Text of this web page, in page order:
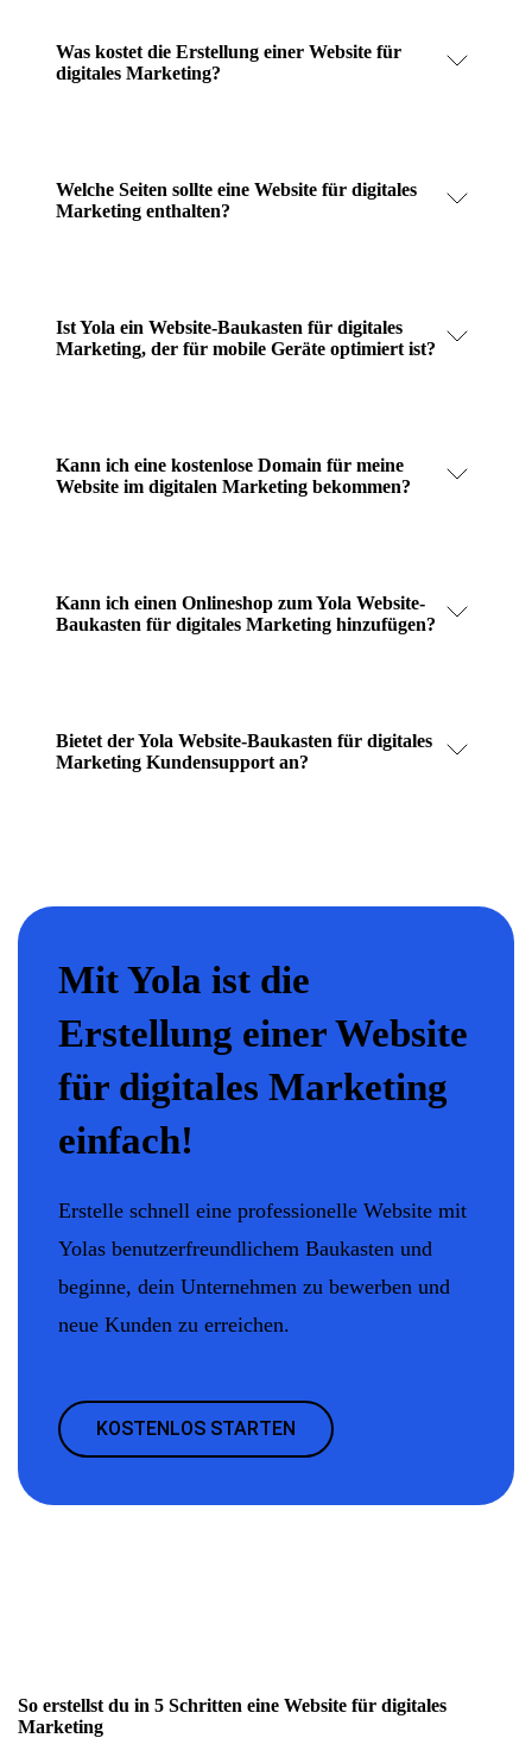
Was kostet die Erstellung einer Website für
digitales Marketing?
Welche Seiten sollte eine Website für digitales
Marketing enthalten?
Ist Yola ein Website-Baukasten für digitales
Marketing, der für mobile Geräte optimiert ist?
Kann ich eine kostenlose Domain für meine
Website im digitalen Marketing bekommen?
Kann ich einen Onlineshop zum Yola Website-
Baukasten für digitales Marketing hinzufügen?
Bietet der Yola Website-Baukasten für digitales
Marketing Kundensupport an?
Mit Yola ist die
Erstellung einer Website
für digitales Marketing
einfach!
Erstelle schnell eine professionelle Website mit
Yolas benutzerfreundlichem Baukasten und
beginne, dein Unternehmen zu bewerben und
neue Kunden zu erreichen.
KOSTENLOS STARTEN
So erstellst du in 5 Schritten eine Website für digitales
Marketing